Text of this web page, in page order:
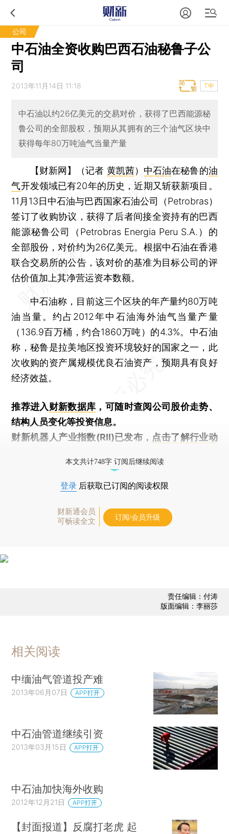
公司
中石油全资收购巴西石油秘鲁子公
司
2013年11月14日 11:18 T中
中石油以约26亿美元的交易对价，获得了巴西能源秘
鲁公司的全部股权，预期从其拥有的三个油气区块中
获得每年80万吨油气当量产量
【财新网】（记者 黄凯茜） 中石油在秘鲁的油
气开发领域已有20年的历史，近期又斩获新项目。
11月13日中石油与巴西国家石油公司（Petrobras）
签订了收购协议，获得了后者间接全资持有的巴西
能源秘鲁公司（Petrobras Energia Peru S.A.）的
全部股份，对价约为26亿美元。根据中石油在香港
联合交易所的公告，该对价的基准为目标公司的评
估价值加上其净营运资本数额。
中石油称，目前这三个区块的年产量约80万吨
油当量。约占2012年中石油海外油气当量产量
（136.9百万桶，约合1860万吨）的4.3%。中石油
称，秘鲁是拉美地区投资环境较好的国家之一，此
次收购的资产属规模优良石油资产，预期具有良好
经济效益。
推荐进入财新数据库 ，可随时查阅公司股价走势、
结构人员变化等投资信息。
财新机器人产业指数(RII)已发布， 点击了解行业动
本文共计748字 订阅后继续阅读
登录 后获取已订阅的阅读权限
财新通会员
可畅读全文
订阅/会员升级
责任编辑：付涛
版面编辑：李丽莎
相关阅读
中缅油气管道投产难
2013年06月07日 APP打开
中石油管道继续引资
2013年03月15日 APP打开
中石油加快海外收购
2012年12月21日 APP打开
【封面报道】反腐打老虎 起